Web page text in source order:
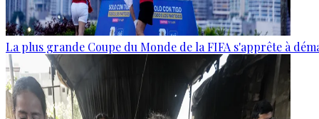
La plus grande Coupe du Monde de la FIFA s'apprête à